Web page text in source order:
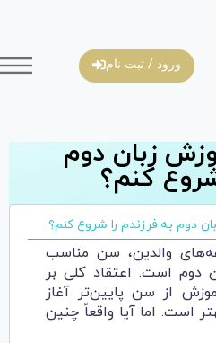
ورود / ثبت نام
زبان دوم
کنم؟
دوم به فرزندم را شروع کنم؟
والدین، سن مناسب
دوم است. اعتقاد کلی بر
از سن پایین‌تر آغاز
است. اما آیا واقعاً چنین